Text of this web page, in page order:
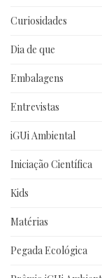
Curiosidades
Dia de que
Embalagens
Entrevistas
iGUi Ambiental
Iniciação Científica
Kids
Matérias
Pegada Ecológica